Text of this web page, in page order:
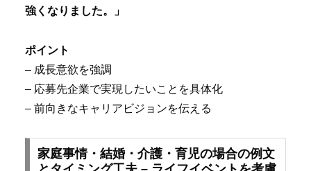
強くなりました。」
ポイント
– 成長意欲を強調
– 応募先企業で実現したいことを具体化
– 前向きなキャリアビジョンを伝える
家庭事情・結婚・介護・育児の場合の例文